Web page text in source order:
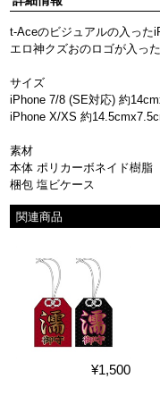
t-Aceのビジュアルの入った
エロ神クズおのロゴが入っ
サイズ
iPhone 7/8 (SE対応) 約
iPhone X/XS 約
素材
本体 ポリカーボネイド樹脂
梱包 塩ビケース
関連商品
¥1,500